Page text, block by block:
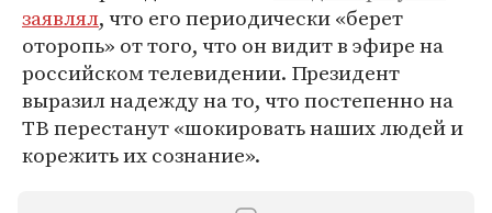
заявлял, что его периодически «берет
оторопь» от того, что он видит в эфире на
российском телевидении. Президент
выразил надежду на то, что постепенно на
ТВ перестанут «шокировать наших людей и
корежить их сознание».